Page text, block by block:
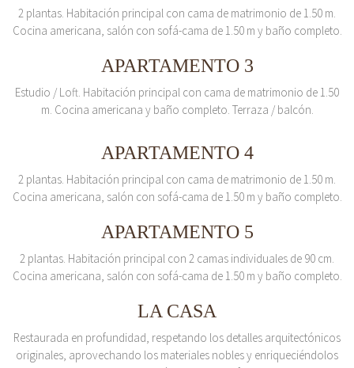
2 plantas. Habitación principal con cama de matrimonio de 1.50 m.
Cocina americana, salón con sofá-cama de 1.50 m y baño completo.
APARTAMENTO 3
Estudio / Loft. Habitación principal con cama de matrimonio de 1.50
m. Cocina americana y baño completo. Terraza / balcón.
APARTAMENTO 4
2 plantas. Habitación principal con cama de matrimonio de 1.50 m.
Cocina americana, salón con sofá-cama de 1.50 m y baño completo.
APARTAMENTO 5
2 plantas. Habitación principal con 2 camas individuales de 90 cm.
Cocina americana, salón con sofá-cama de 1.50 m y baño completo.
LA CASA
Restaurada en profundidad, respetando los detalles arquitectónicos
originales, aprovechando los materiales nobles y enriqueciéndolos